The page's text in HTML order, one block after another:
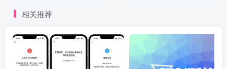
相关推荐